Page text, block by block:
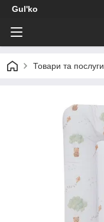
Gul'ko
Товари та послуги